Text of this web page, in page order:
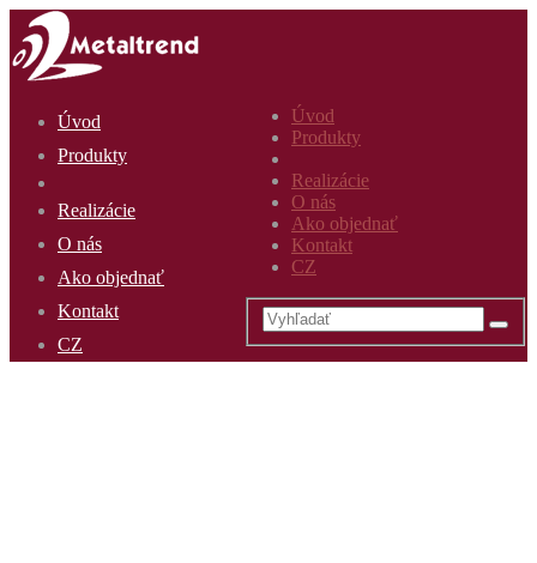
Úvod
Produkty
Realizácie
O nás
Ako objednať
Kontakt
CZ
Úvod
Produkty
Realizácie
O nás
Ako objednať
Kontakt
CZ